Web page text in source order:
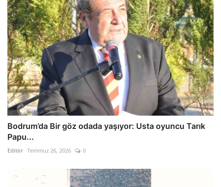
Bodrum’da Bir göz odada yaşıyor: Usta oyuncu Tarık
Papu...
Editör Temmuz 26, 2026 0